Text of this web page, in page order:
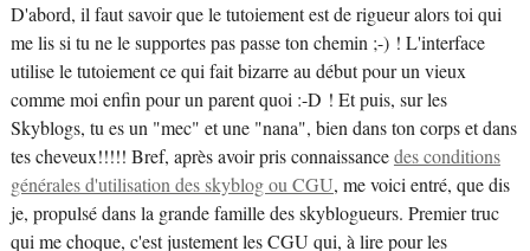
D'abord, il faut savoir que le tutoiement est de rigueur alors toi qui
me lis si tu ne le supportes pas passe ton chemin ;-) ! L'interface
utilise le tutoiement ce qui fait bizarre au début pour un vieux
comme moi enfin pour un parent quoi :-D ! Et puis, sur les
Skyblogs, tu es un "mec" et une "nana", bien dans ton corps et dans
tes cheveux!!!!! Bref, après avoir pris connaissancedes conditions
générales d'utilisation des skyblog ou CGU, me voici entré, que dis
je, propulsé dans la grande famille des skyblogueurs. Premier truc
qui me choque, c'est justement les CGU qui, à lire pour les